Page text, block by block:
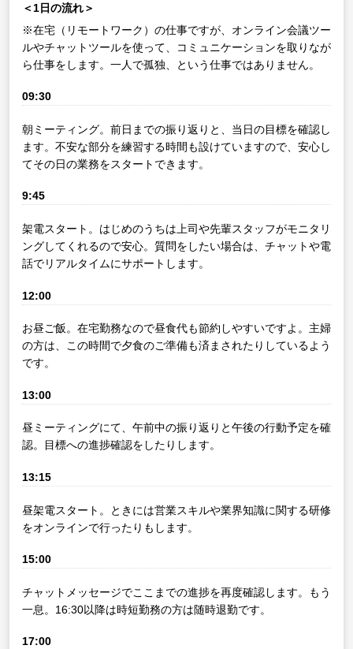
＜1日の流れ＞
※在宅（リモートワーク）の仕事ですが、オンライン会議ツー
ルやチャットツールを使って、コミュニケーションを取りなが
ら仕事をします。一人で孤独、という仕事ではありません。
09:30
朝ミーティング。前日までの振り返りと、当日の目標を確認し
ます。不安な部分を練習する時間も設けていますので、安心し
てその日の業務をスタートできます。
9:45
架電スタート。はじめのうちは上司や先輩スタッフがモニタリ
ングしてくれるので安心。質問をしたい場合は、チャットや電
話でリアルタイムにサポートします。
12:00
お昼ご飯。在宅勤務なので昼食代も節約しやすいですよ。主婦
の方は、この時間で夕食のご準備も済まされたりしているよう
です。
13:00
昼ミーティングにて、午前中の振り返りと午後の行動予定を確
認。目標への進捗確認をしたりします。
13:15
昼架電スタート。ときには営業スキルや業界知識に関する研修
をオンラインで行ったりもします。
15:00
チャットメッセージでここまでの進捗を再度確認します。もう
一息。16:30以降は時短勤務の方は随時退勤です。
17:00